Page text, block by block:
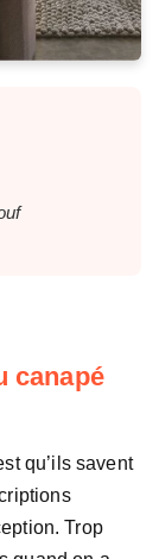
canapé
qu’ils savent
Trop